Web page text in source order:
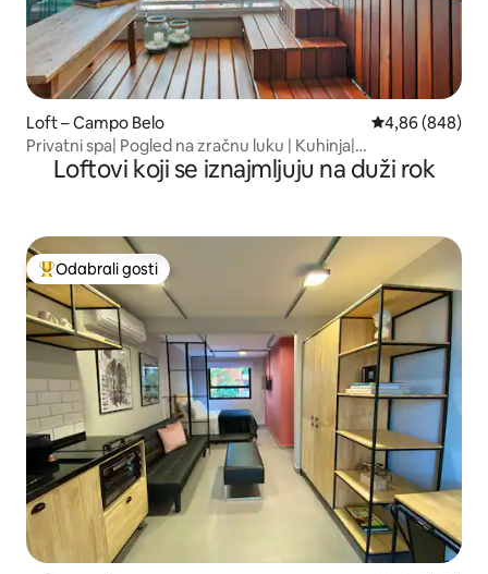
Loft – Campo Belo Prosječna
4,86 (848)
Privatni spa| Pogled na zračnu luku | Kuhinja|
Grijanje/Otvoreni bazen
Loftovi koji se iznajmljuju na duži rok
Među najviše rangiranima s oznakom „Odabrali gosti”
Odabrali gosti